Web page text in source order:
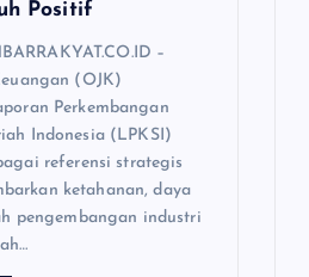
Positif
–
(OJK)
Perkembangan
Indonesia (LPKSI)
referensi strategis
ketahanan, daya
pengembangan industri